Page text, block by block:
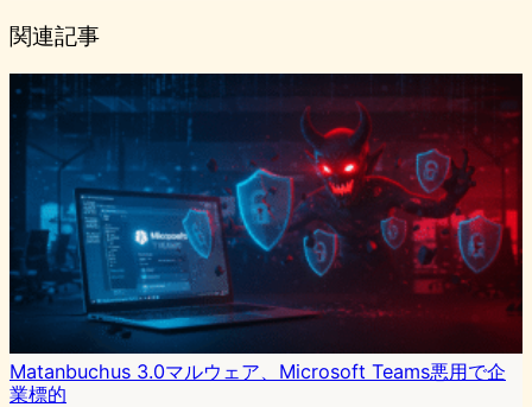
関連記事
Matanbuchus 3.0マルウェア、Microsoft Teams悪用で企
業標的